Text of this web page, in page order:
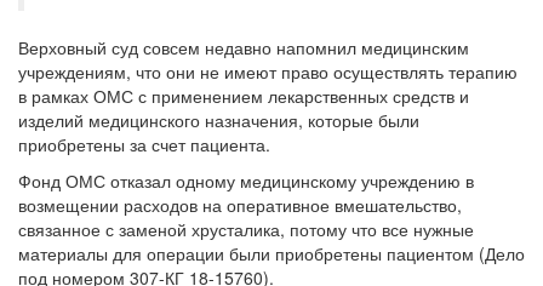
Верховный суд совсем недавно напомнил медицинским
учреждениям, что они не имеют право осуществлять терапию
в рамках ОМС с применением лекарственных средств и
изделий медицинского назначения, которые были
приобретены за счет пациента.
Фонд ОМС отказал одному медицинскому учреждению в
возмещении расходов на оперативное вмешательство,
связанное с заменой хрусталика, потому что все нужные
материалы для операции были приобретены пациентом (Дело
под номером 307-КГ 18-15760).